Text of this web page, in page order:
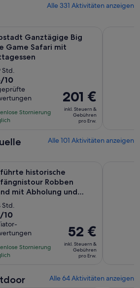
Alle 331 Aktivitäten anzeigen
Ganztägige Big
Game Safari mit
Std.
10
Stornierung
Der
Preis
beträgt
201 €
Erw.
201 €
inkl. Steuern &
Gebühren
pro Erw.
Alle 101 Aktivitäten anzeigen
historische
Robben
mit Abholung und
Std.
10
Stornierung
Der
Preis
beträgt
52 €
Erw.
52 €
inkl. Steuern &
Gebühren
pro Erw.
Alle 64 Aktivitäten anzeigen